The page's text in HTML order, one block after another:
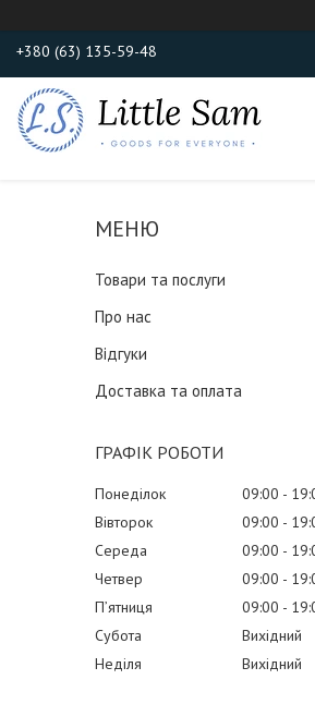
+380 (63) 135-59-48
Товари та послуги
Про нас
Відгуки
Доставка та оплата
ГРАФІК РОБОТИ
Понеділок 09:00
Вівторок
09:00
Середа
09:00
Четвер
09:00
Пʼятниця
09:00
Субота
Вихідний
Неділя
Вихідний